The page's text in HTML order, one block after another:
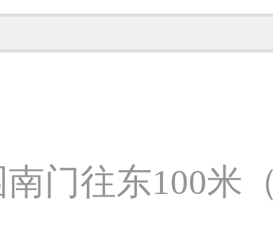
门往东100米